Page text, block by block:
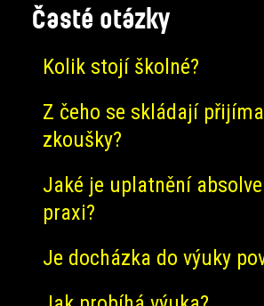
Časté otázky
Kolik stojí školné?
Z čeho se skládají
zkoušky?
Jaké je uplatnění
praxi?
Je docházka do výuky